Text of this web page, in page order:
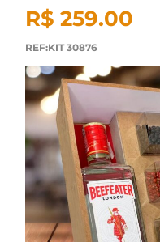
R$ 259.00
REF:KIT 30876